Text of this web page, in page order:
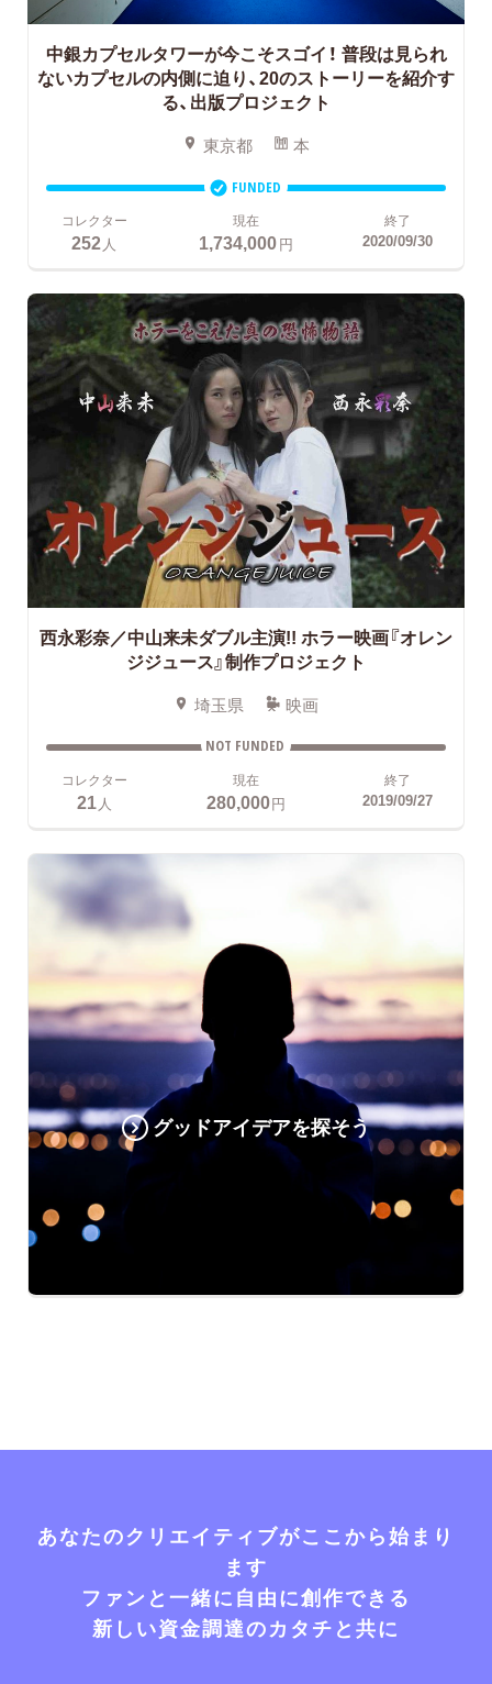
中銀カプセルタワーが今こそスゴイ！ 普段は見られ
ないカプセルの内側に迫り、20のストーリーを紹介す
る、出版プロジェクト
東京都 本
FUNDED
コレクター
252 人
現在
1,734,000円
終了
2020/09/30
西永彩奈／中山来未ダブル主演!! ホラー映画『オレン
ジジュース』制作プロジェクト
埼玉県 映画
NOT FUNDED
コレクター
21人
現在
280,000円
終了
2019/09/27
グッドアイデアを探そう
あなたのクリエイティブがここから始まり
ます
ファンと一緒に自由に創作できる
新しい資金調達のカタチと共に